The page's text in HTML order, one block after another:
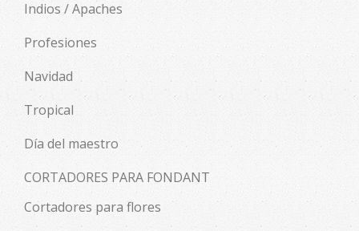
Indios / Apaches
Profesiones
Navidad
Tropical
Día del maestro
CORTADORES PARA FONDANT
Cortadores para flores